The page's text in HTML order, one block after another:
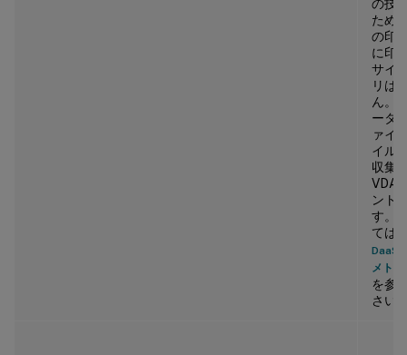
の技
ため
の印
に印
サイ
リは
ん。
ータ
ァイ
イル
収集
ント
す。
ては
DaaS
メト
を参
さい